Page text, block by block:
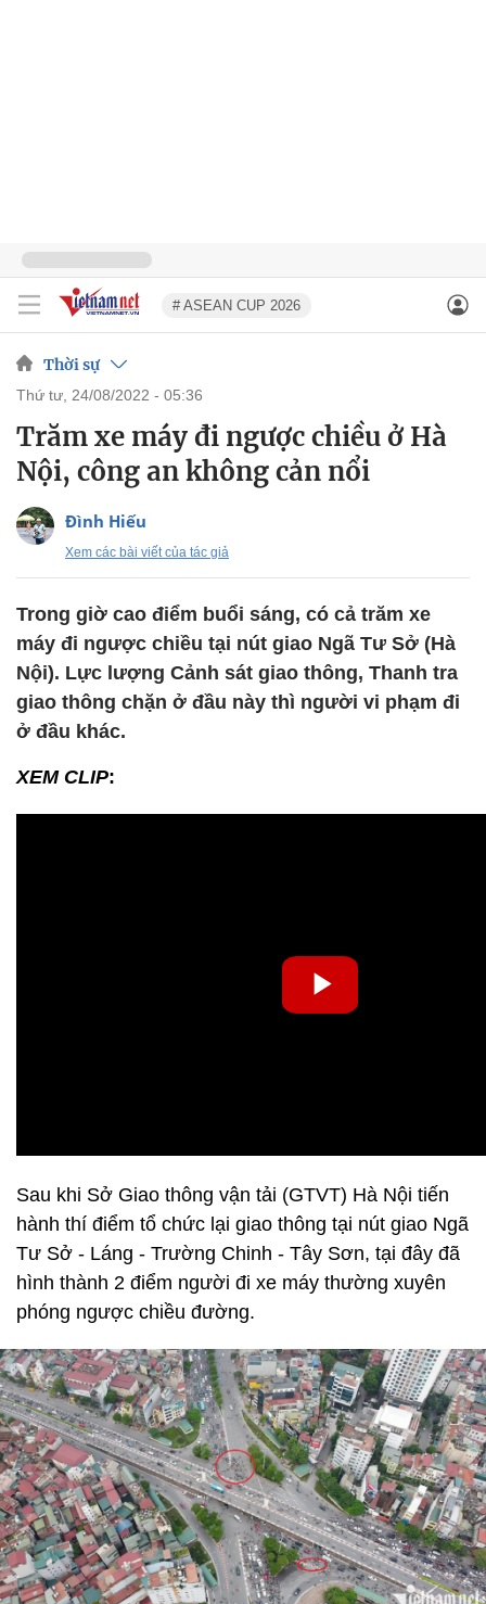
# ASEAN CUP 2026
Thời sự
thứ tư, 24/08/2022 - 05:36
Trăm xe máy đi ngược chiều ở Hà
Nội, công an không cản nổi
Đình Hiếu
Xem các bài viết của tác giả
Trong giờ cao điểm buổi sáng, có cả trăm xe
máy đi ngược chiều tại nút giao Ngã Tư Sở (Hà
Nội). Lực lượng Cảnh sát giao thông, Thanh tra
giao thông chặn ở đầu này thì người vi phạm đi
ở đầu khác.
XEM CLIP:
Sau khi Sở Giao thông vận tải (GTVT) Hà Nội tiến
hành thí điểm tổ chức lại giao thông tại nút giao Ngã
Tư Sở - Láng - Trường Chinh - Tây Sơn, tại đây đã
hình thành 2 điểm người đi xe máy thường xuyên
phóng ngược chiều đường.